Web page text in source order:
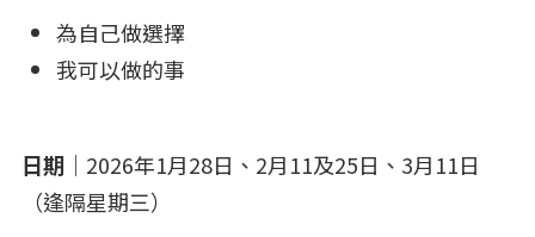
為自己做選擇
我可以做的事
日期 ｜2026年1月28日、2月11及25日、3月11日
（逢隔星期三）